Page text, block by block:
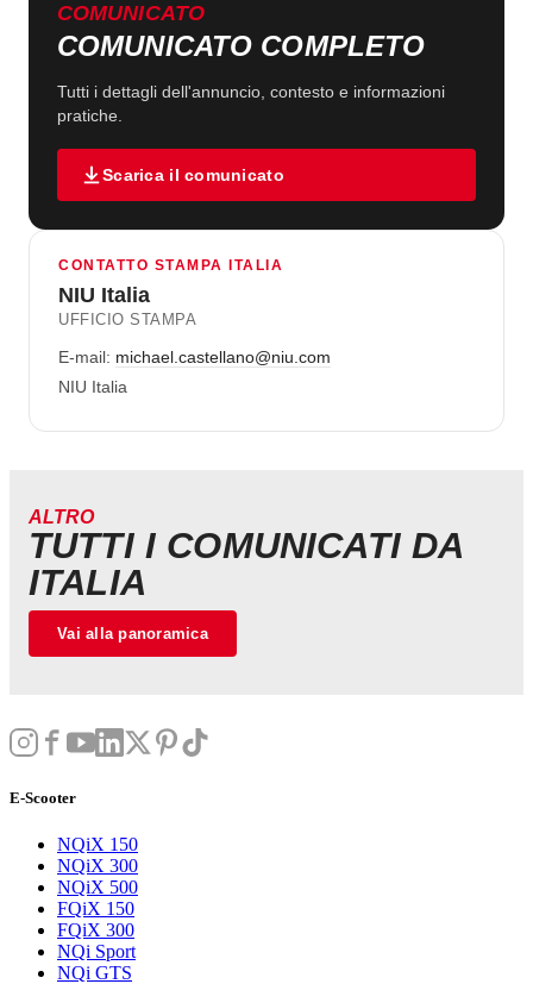
COMUNICATO
COMUNICATO COMPLETO
Tutti i dettagli dell'annuncio, contesto e informazioni
pratiche.
Scarica il comunicato
CONTATTO STAMPA ITALIA
NIU Italia
UFFICIO STAMPA
E-mail: michael.castellano@niu.com
NIU Italia
ALTRO
TUTTI I COMUNICATI DA
ITALIA
Vai alla panoramica
E-Scooter
NQiX 150
NQiX 300
NQiX 500
FQiX 150
FQiX 300
NQi Sport
NQi GTS